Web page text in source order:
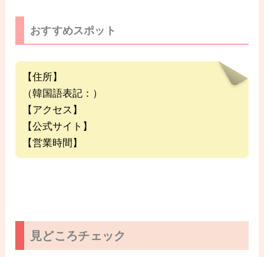
おすすめスポット
【住所】
（韓国語表記：）
【アクセス】
【公式サイト】
【営業時間】
見どころチェック